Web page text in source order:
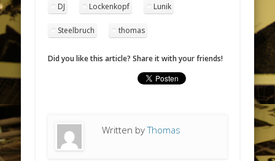
DJ Lockenkopf Lunik
Steelbruch thomas
Did you like this article? Share it with your friends!
Written byThomas